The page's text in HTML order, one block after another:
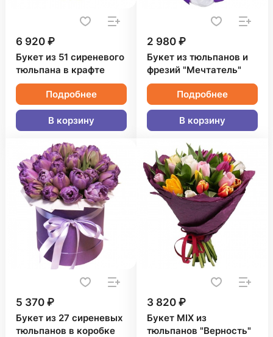
6 920 ₽
Букет из 51 сиреневого
тюльпана в крафте
Подробнее
В корзину
2 980 ₽
Букет из тюльпанов и
фрезий "Мечтатель"
Подробнее
В корзину
5 370 ₽
Букет из 27 сиреневых
тюльпанов в коробке
3 820 ₽
Букет MIX из
тюльпанов "Верность"